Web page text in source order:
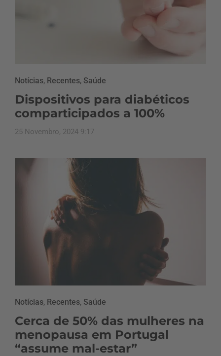
Notícias, Recentes, Saúde
Dispositivos para diabéticos
comparticipados a 100%
25 Novembro, 2024 9:17
Notícias, Recentes, Saúde
Cerca de 50% das mulheres na
menopausa em Portugal
“assume mal-estar”